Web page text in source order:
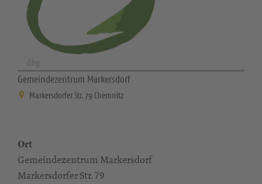
Gemeindezentrum Markersdorf
Markersdorfer Str. 79 Chemnitz
Ort
Gemeindezentrum Markersdorf
Markersdorfer Str. 79